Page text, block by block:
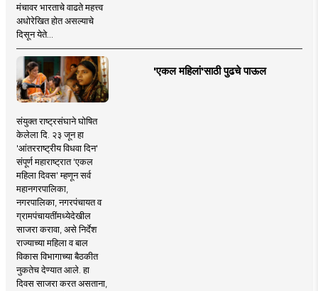
मंचावर भारताचे वाढते महत्त्व
अधोरेखित होत असल्याचे
दिसून येते...
'एकल महिलां'साठी पुढचे पाऊल
संयुक्त राष्ट्रसंघाने घोषित
केलेला दि. २३ जून हा
'आंतरराष्ट्रीय विधवा दिन'
संपूर्ण महाराष्ट्रात 'एकल
महिला दिवस' म्हणून सर्व
महानगरपालिका,
नगरपालिका, नगरपंचायत व
ग्रामपंचायतींमध्येदेखील
साजरा करावा, असे निर्देश
राज्याच्या महिला व बाल
विकास विभागाच्या बैठकीत
नुकतेच देण्यात आले. हा
दिवस साजरा करत असताना,